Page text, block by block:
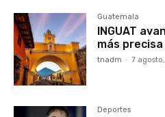
Guatemala
INGUAT
más
tnadm - 7
Deportes